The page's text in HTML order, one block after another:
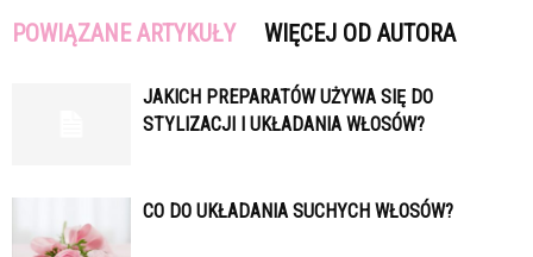
POWIĄZANE ARTYKUŁY WIĘCEJ OD AUTORA
JAKICH PREPARATÓW UŻYWA SIĘ DO
STYLIZACJI I UKŁADANIA WŁOSÓW?
CO DO UKŁADANIA SUCHYCH WŁOSÓW?